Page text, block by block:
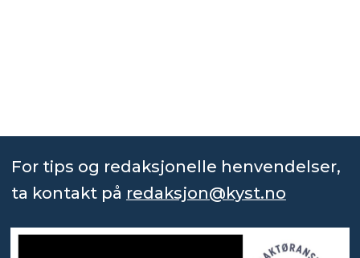
For tips og redaksjonelle henvendelser,
ta kontakt på redaksjon@kyst.no